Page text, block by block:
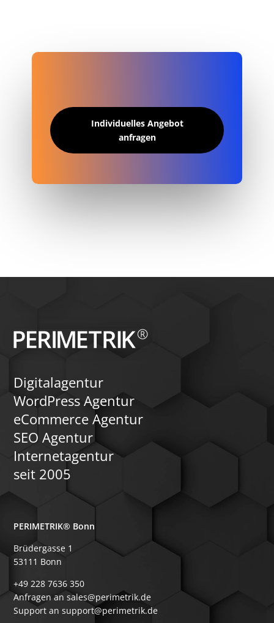
Individuelles Angebot
anfragen
Digitalagentur
WordPress Agentur
eCommerce Agentur
SEO Agentur
Internetagentur
seit 2005
PERIMETRIK® Bonn
Brüdergasse 1
53111 Bonn
+49 228 7636 350
Anfragen an sales@perimetrik.de
Support an support@perimetrik.de